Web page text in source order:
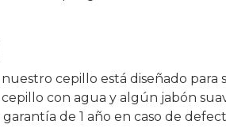
nuestro cepillo está diseñado para
con agua y algún jabón
de 1 año en caso de